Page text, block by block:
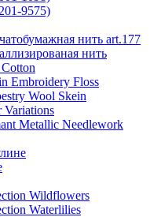
9575)
нить art.177
нить
Embroidery Floss
Wool Skein
Metallic Needlework
Wildflowers
Waterlilies